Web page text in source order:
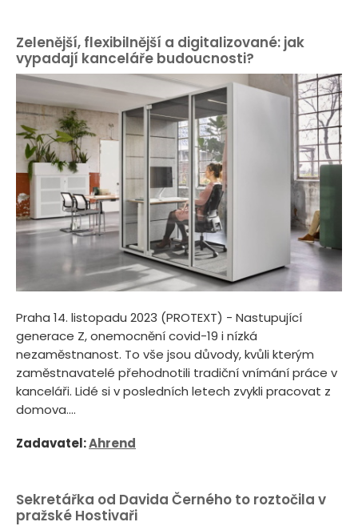
Zelenější, flexibilnější a digitalizované: jak
vypadají kanceláře budoucnosti?
Praha 14. listopadu 2023 (PROTEXT) - Nastupující
generace Z, onemocnění covid-19 i nízká
nezaměstnanost. To vše jsou důvody, kvůli kterým
zaměstnavatelé přehodnotili tradiční vnímání práce v
kanceláři. Lidé si v posledních letech zvykli pracovat z
domova....
Zadavatel:Ahrend
Sekretářka od Davida Černého to roztočila v
pražské Hostivaři